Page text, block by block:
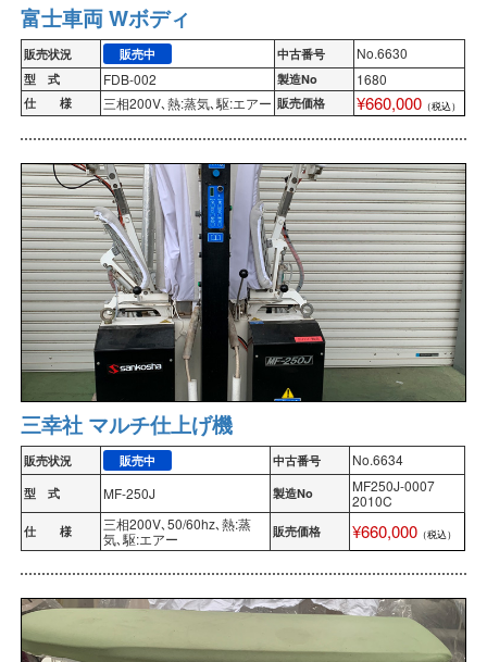
富士車両 Wボディ
販売状況 販売中 中古番号 No.6630
型 式 FDB-002 製造No 1680
仕 様 三相200V､熱:蒸気､駆:エアー 販売価格 ¥660,000 （税込）
三幸社 マルチ仕上げ機
販売状況 販売中 中古番号 No.6634
型 式 MF-250J 製造No
MF250J-0007
2010C
仕 様
三相200V､50/60hz､熱:蒸
気､駆:エアー
販売価格 ¥660,000 （税込）